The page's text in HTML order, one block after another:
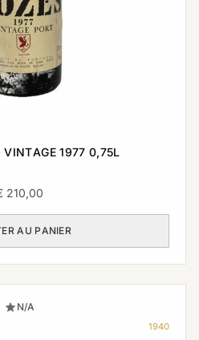
VINTAGE 1977 0,75L
210,00
AU PANIER
N/A
1940